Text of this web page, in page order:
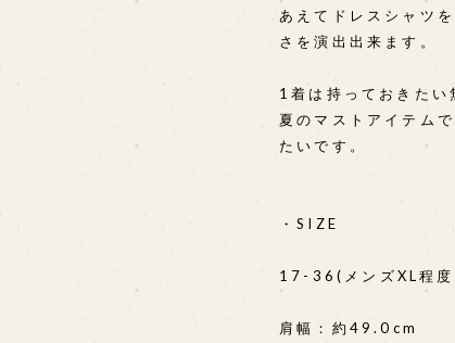
あえてドレスシャツ
さを演出出来ます。
1着は持っておきたい
夏のマストアイテム
たいです。
・SIZE
17-36(メンズXL程度
肩幅：約49.0cm